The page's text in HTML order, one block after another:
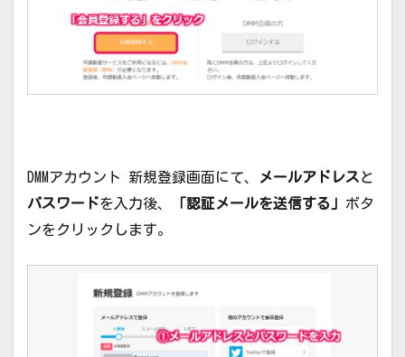
DMMアカウント 新規登録画面にて、 メールアドレスと
パスワードを入力後、 「認証メールを送信する」 ボタ
ンをクリックします。